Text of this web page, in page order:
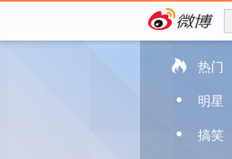
 热门
D 明星
D 搞笑